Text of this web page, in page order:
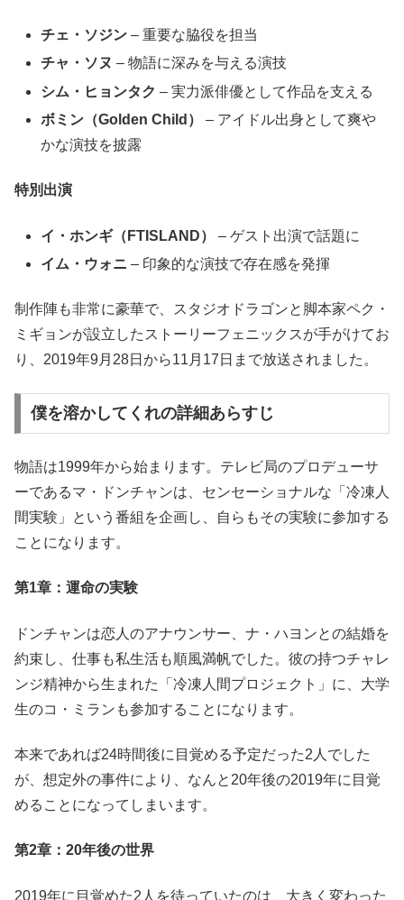
チェ・ソジン – 重要な脇役を担当
チャ・ソヌ – 物語に深みを与える演技
シム・ヒョンタク – 実力派俳優として作品を支える
ボミン（Golden Child）
– アイドル出身として爽や
かな演技を披露
特別出演
イ・ホンギ（FTISLAND）
– ゲスト出演で話題に
イム・ウォニ – 印象的な演技で存在感を発揮
制作陣も非常に豪華で、スタジオドラゴンと脚本家ペク・
ミギョンが設立したストーリーフェニックスが手がけてお
り、2019年9月28日から11月17日まで放送されました。
僕を溶かしてくれの詳細あらすじ
物語は1999年から始まります。テレビ局のプロデューサ
ーであるマ・ドンチャンは、センセーショナルな「冷凍人
間実験」という番組を企画し、自らもその実験に参加する
ことになります。
第1章：運命の実験
ドンチャンは恋人のアナウンサー、ナ・ハヨンとの結婚を
約束し、仕事も私生活も順風満帆でした。彼の持つチャレ
ンジ精神から生まれた「冷凍人間プロジェクト」に、大学
生のコ・ミランも参加することになります。
本来であれば24時間後に目覚める予定だった2人でした
が、想定外の事件により、なんと20年後の2019年に目覚
めることになってしまいます。
第2章：20年後の世界
2019年に目覚めた2人を待っていたのは、大きく変わった